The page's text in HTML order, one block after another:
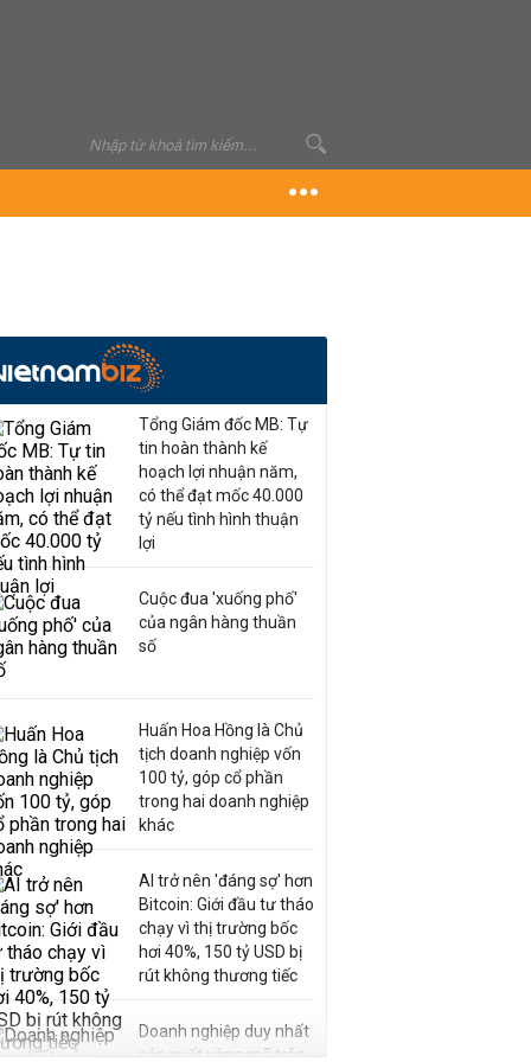
Tổng Giám đốc MB: Tự
tin hoàn thành kế
hoạch lợi nhuận năm,
có thể đạt mốc 40.000
tỷ nếu tình hình thuận
lợi
Cuộc đua 'xuống phố'
của ngân hàng thuần
số
Huấn Hoa Hồng là Chủ
tịch doanh nghiệp vốn
100 tỷ, góp cổ phần
trong hai doanh nghiệp
khác
AI trở nên 'đáng sợ' hơn
Bitcoin: Giới đầu tư tháo
chạy vì thị trường bốc
hơi 40%, 150 tỷ USD bị
rút không thương tiếc
Doanh nghiệp duy nhất
sản xuất vàng mã trên